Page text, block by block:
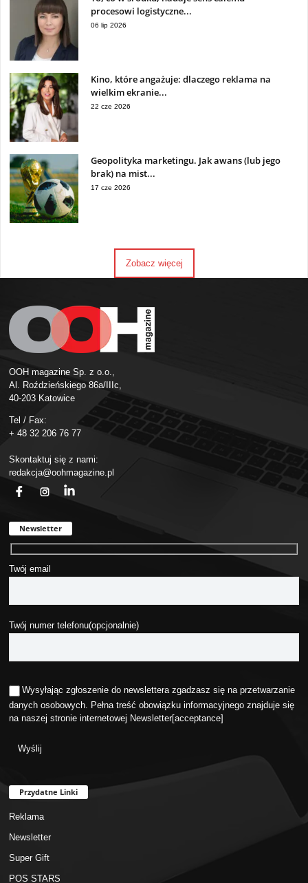
procesowi logistyczne...
06 lip 2026
Kino, które angażuje: dlaczego reklama na
wielkim ekranie...
22 cze 2026
Geopolityka marketingu. Jak awans (lub jego
brak) na mist...
17 cze 2026
Zobacz więcej
OOH magazine Sp. z o.o.,
Al. Roździeńskiego 86a/IIIc,
40-203 Katowice
Tel / Fax:
+ 48 32 206 76 77
Skontaktuj się z nami:
redakcja@oohmagazine.pl
Newsletter
Twój email
Twój numer telefonu(opcjonalnie)
Wysyłając zgłoszenie do newslettera zgadzasz się na przetwarzanie
danych osobowych. Pełna treść obowiązku informacyjnego znajduje się
na naszej stronie internetowej Newsletter[acceptance]
Przydatne Linki
Reklama
Newsletter
Super Gift
POS STARS